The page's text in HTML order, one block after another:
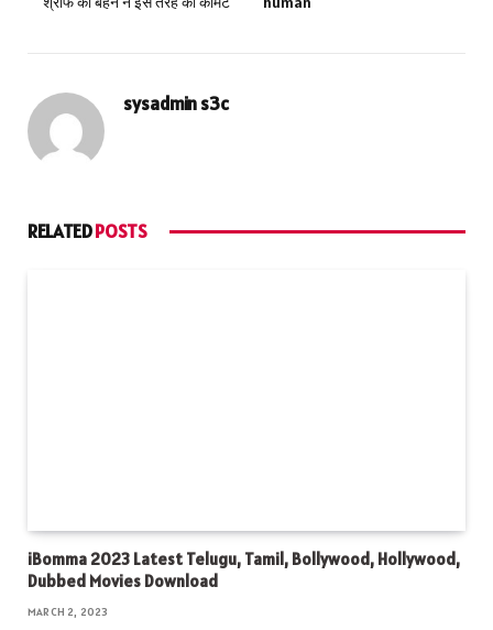
sysadmin s3c
RELATEDPOSTS
iBomma 2023 Latest Telugu, Tamil, Bollywood, Hollywood,
Dubbed Movies Download
MARCH 2, 2023